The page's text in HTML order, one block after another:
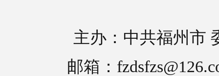
主办：中共福州市
邮箱：